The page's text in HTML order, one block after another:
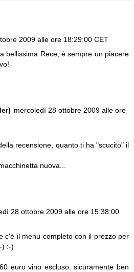
2009 alle ore 18:29:00 CET
bellissima Rece, è sempre un piacere
mercoledì 28 ottobre 2009 alle ore
recensione, quanto ti ha "scucito" il
nuova...
28 ottobre 2009 alle ore 15:38:00
c'è il menu completo con il prezzo per
) :-)
euro vino escluso. sicuramente ben